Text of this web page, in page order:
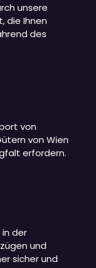
unsere
die Ihnen
des
von
von Wien
erfordern.
der
und
sicher und